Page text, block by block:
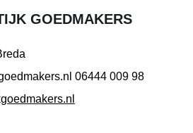
GOEDMAKERS
06444 009 98